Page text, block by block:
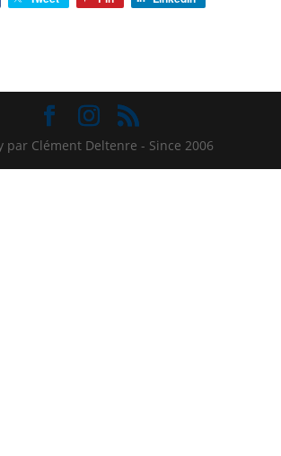
par Clément Deltenre - Since 2006